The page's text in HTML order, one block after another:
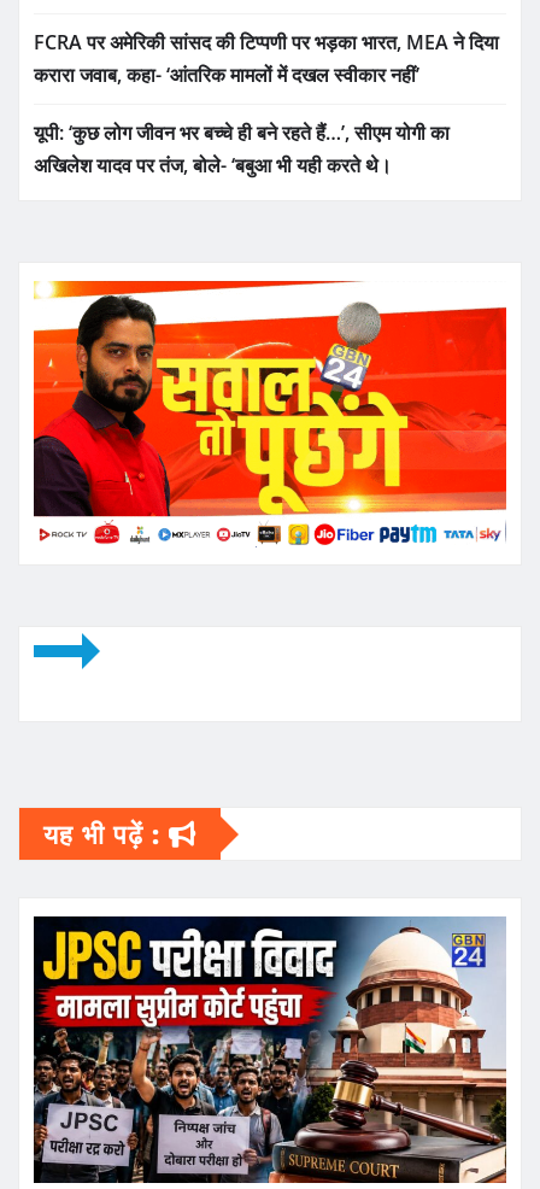
FCRA पर अमेरिकी सांसद की टिप्पणी पर भड़का भारत, MEA ने दिया
करारा जवाब, कहा- ‘आंतरिक मामलों में दखल स्वीकार नहीं’
यूपी: ‘कुछ लोग जीवन भर बच्चे ही बने रहते हैं…’, सीएम योगी का
अखिलेश यादव पर तंज, बोले- ‘बबुआ भी यही करते थे।
यह भी पढ़ें :